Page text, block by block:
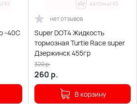
нет отзывов
Super DOT4 Жидкость
тормозная Turtle Race super
Дзержинск 455гр
260 р.
320р.
В корзину